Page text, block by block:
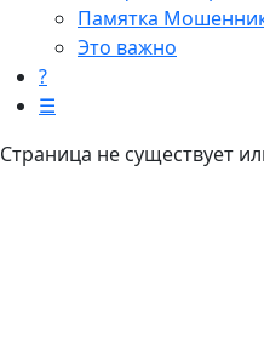
Памятка
Это важно
?
☰
Страница не существует